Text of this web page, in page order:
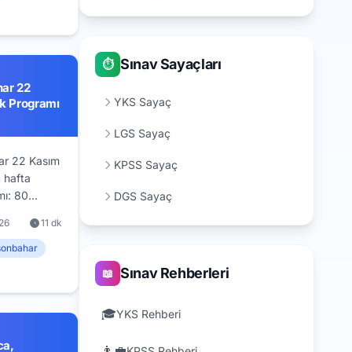
22
Programı
22 Kasım
hafta
80
ceza yok
11 dk
⏱️ Sınav Sayaçları
YKS Sayaç
LGS Sayaç
KPSS Sayaç
DGS Sayaç
📖 Sınav Rehberleri
🎓YKS Rehberi